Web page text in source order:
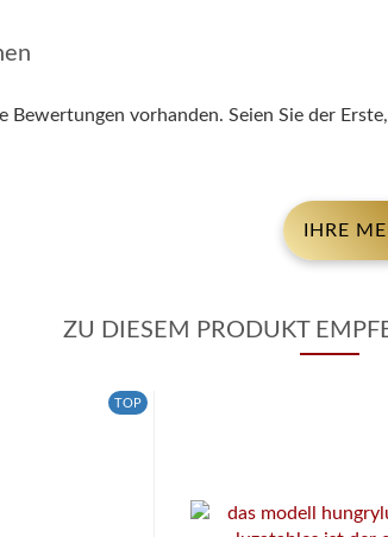
Bewertungen vorhanden. Seien Sie der
IHRE
ZU DIESEM PRODUKT
TOP